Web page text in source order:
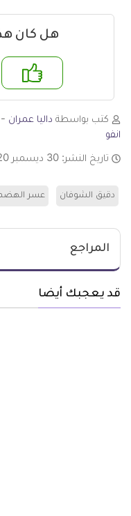
هل كان
لا
كتب بواسطة داليا عمران -
انفو
تاريخ النشر: 30 ديسمبر 2020
دقيق الشوفان عسر
المراجع
قد يعجبك أيضا